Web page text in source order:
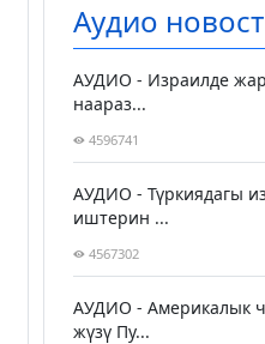
Аудио
АУДИО - Израилде
наараз...
4596741
АУДИО - Түркиядагы
иштерин ...
4567302
АУДИО - Америкалык
жүзү Пу...